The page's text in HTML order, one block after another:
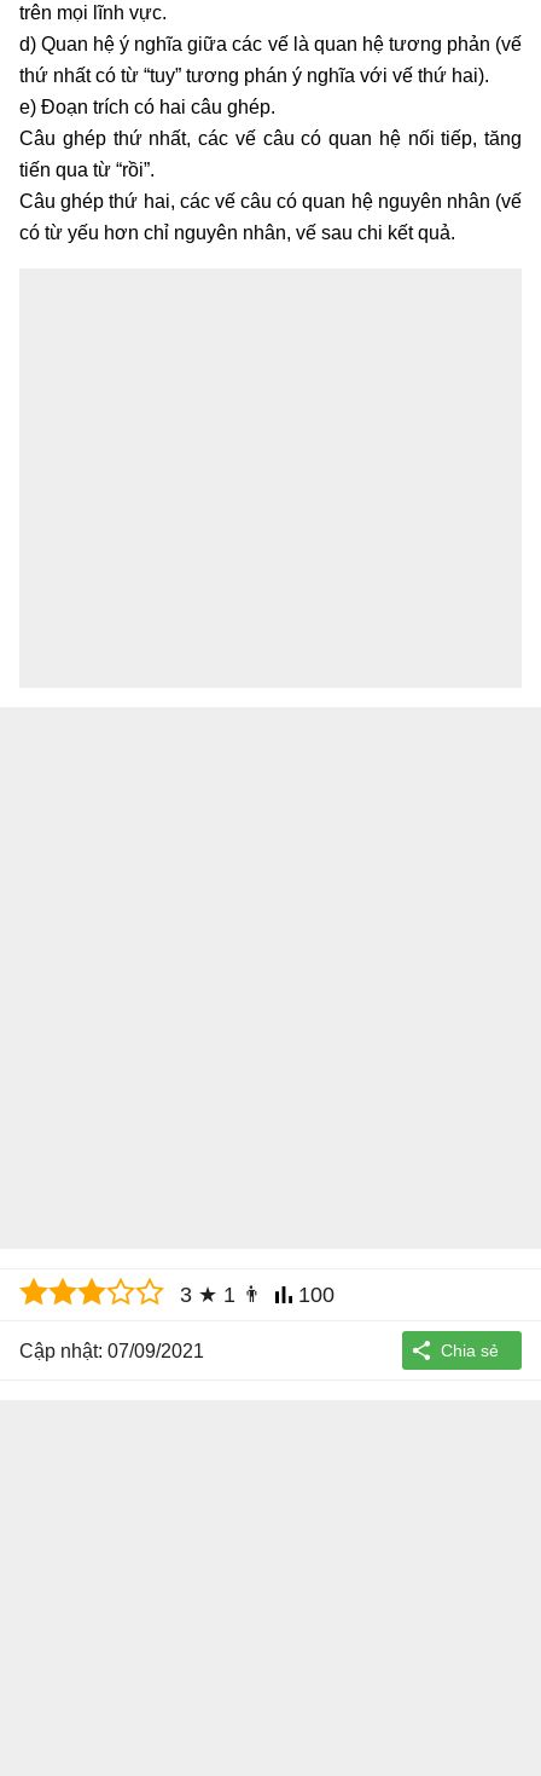
trên mọi lĩnh vực.
d) Quan hệ ý nghĩa giữa các vế là quan hệ tương phản (vế
thứ nhất có từ “tuy” tương phán ý nghĩa với vế thứ hai).
e) Đoạn trích có hai câu ghép.
Câu ghép thứ nhất, các vế câu có quan hệ nối tiếp, tăng
tiến qua từ “rồi”.
Câu ghép thứ hai, các vế câu có quan hệ nguyên nhân (vế
có từ yếu hơn chỉ nguyên nhân, vế sau chi kết quả.
3 ★ 1 👨 100
Cập nhật: 07/09/2021